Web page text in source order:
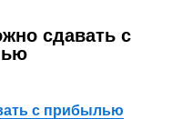
сдавать с
с прибылью